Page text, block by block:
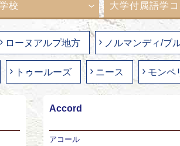
校 大学付属語学
ローヌアルプ地方 ノルマンディ/ブ
トゥールーズ ニース モンペ
Accord
アコール